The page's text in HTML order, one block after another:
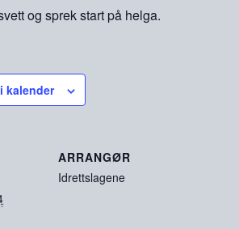
og sprek start på helga.
kalender
ARRANGØR
Idrettslagene